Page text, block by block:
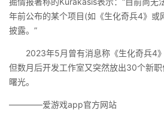
年前公布的某个项目(如《生化奇兵4》或
披露。”
2023年5月曾有消息称《生化奇兵4》
但数月后开发工作室又突然放出30个新
曙光。
————爱游戏app官方网站